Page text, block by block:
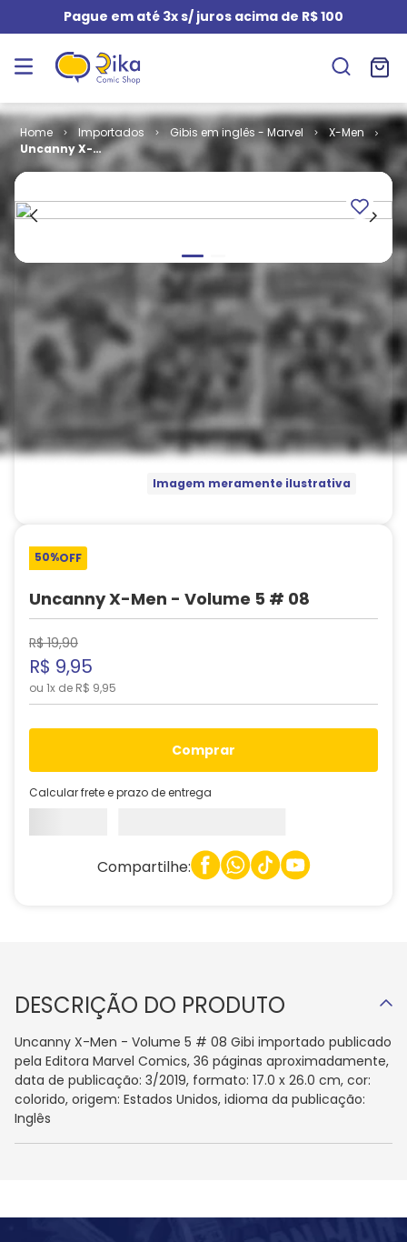
Pague em até 3x s/ juros acima de R$ 100
Importados Gibis em inglês - Marvel
X-Men
Uncanny X-
Men - Volume
Imagem meramente ilustrativa
50%OFF
Uncanny X-Men - Volume 5 # 08
R$ 19,90
R$ 9,95
ou 1x de R$ 9,95
comprar
Calcular frete e prazo de entrega
Compartilhe:
DESCRIÇÃO DO PRODUTO
Uncanny X-Men - Volume 5 # 08 Gibi importado publicado
pela Editora Marvel Comics, 36 páginas aproximadamente,
data de publicação: 3/2019, formato: 17.0 x 26.0 cm, cor:
colorido, origem: Estados Unidos, idioma da publicação:
Inglês